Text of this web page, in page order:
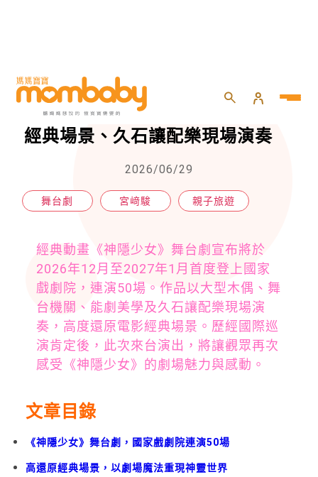
HOME 親子 親子旅遊
《神隱少女》舞台劇來了！高還原
經典場景、久石讓配樂現場演奏
2026/06/29
舞台劇 宮﨑駿 親子旅遊
經典動畫《神隱少女》舞台劇宣布將於
2026年12月至2027年1月首度登上國家
戲劇院，連演50場。作品以大型木偶、舞
台機關、能劇美學及久石讓配樂現場演
奏，高度還原電影經典場景。歷經國際巡
演肯定後，此次來台演出，將讓觀眾再次
感受《神隱少女》的劇場魅力與感動。
文章目錄
《神隱少女》舞台劇，國家戲劇院連演50場
高還原經典場景，以劇場魔法重現神靈世界